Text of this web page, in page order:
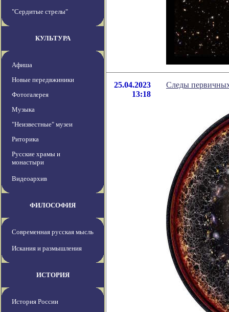
"Сердитые стрелы"
КУЛЬТУРА
Афиша
Новые передвжиники
Фотогалерея
Музыка
"Неизвестные" музеи
Риторика
Русские храмы и
монастыри
Видеоархив
ФИЛОСОФИЯ
Современная русская мысль
Искания и размышления
ИСТОРИЯ
История России
25.04.2023
13:18
Следы